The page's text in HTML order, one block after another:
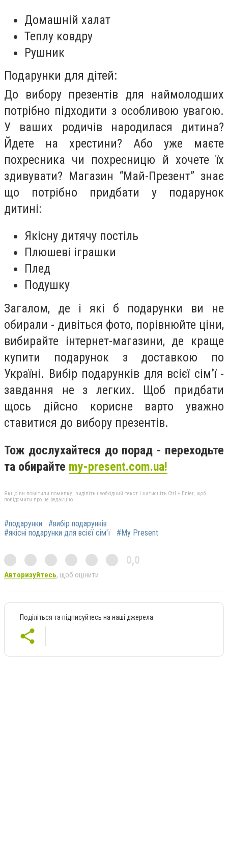
Домашній халат
Теплу ковдру
Рушник
Подарунки для дітей:
До вибору презентів для наймолодших
потрібно підходити з особливою увагою.
У ваших родичів народилася дитина?
Йдете на хрестини? Або уже маєте
похресника чи похресницю й хочете їх
здивувати? Магазин “Май-Презент” знає
що потрібно придбати у подарунок
дитині:
Якісну дитячу постіль
Плюшеві іграшки
Плед
Подушку
Загалом, де і які б подарунки ви не
обирали - дивіться фото, порівнюйте ціни,
вибирайте інтернет-магазини, де краще
купити подарунок з доставкою по
Україні. Вибір подарунків для всієї сім’ї -
завдання не з легких. Щоб придбати
щось дійсно корисне варто уважно
ставитися до вибору презентів.
Тож дослухайтеся до порад - переходьте
та обирайте my-present.com.ua!
Якщо ви помітили помилку, виділіть необхідний текст і натисніть Ctrl + Enter, щоб
повідомити про це редакцію
#подарунки
#вибір подарунків
#якісні подарунки для всієї сім'ї
#My Present
0,0
Авторизуйтесь, щоб оцінити
Поділіться та підписуйтесь на наші джерела